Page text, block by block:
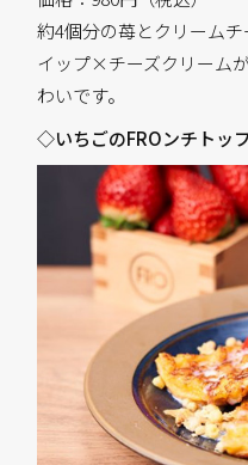
約4個分の苺とクリーム
イップ×チーズクリーム
わいです。
◇いちごのFROンチトッ